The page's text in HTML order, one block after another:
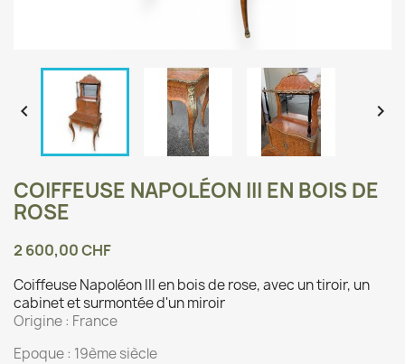
 
COIFFEUSE NAPOLÉON III EN BOIS DE
ROSE
2 600,00 CHF
Coiffeuse Napoléon III en bois de rose, avec un tiroir, un
cabinet et surmontée d'un miroir
Origine : France
Epoque : 19ème siècle